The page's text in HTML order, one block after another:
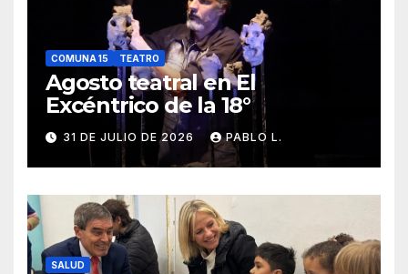
COMUNA 15 TEATRO
Agosto teatral en El
Excéntrico de la 18°
31 DE JULIO DE 2026 PABLO L.
SALUD